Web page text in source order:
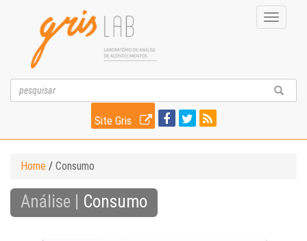
Toggle
Site Gris
Home / Consumo
Análise | Consumo